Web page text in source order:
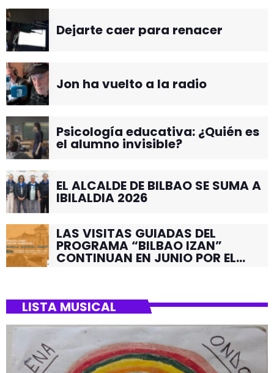
Dejarte caer para renacer
Jon ha vuelto a la radio
Psicología educativa: ¿Quién es
el alumno invisible?
EL ALCALDE DE BILBAO SE SUMA A
IBILALDIA 2026
LAS VISITAS GUIADAS DEL
PROGRAMA “BILBAO IZAN”
CONTINUAN EN JUNIO POR EL
LISTA MUSICAL